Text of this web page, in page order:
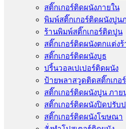
สติ๊กเกอร์ติดผนังภายใน
พิมพ์สติ๊กเกอร์ติดผนังปูน
ร้านพิมพ์สติ๊กเกอร์ติดปูน
สติ๊กเกอร์ติดผนังตกแต่ง
สติ๊กเกอร์ติดผนังบูธ
ปริ้นวอลเปเปอร์ติดผนัง
ป้ายพลาสวูดติดสติ๊กเกอร์
สติ๊กเกอร์ติดผนังปูน ภาย
สติ๊กเกอร์ติดผนังปิดปรับ
สติ๊กเกอร์ติดผนังโฆษณา